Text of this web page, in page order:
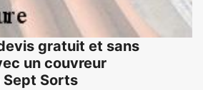
gratuit et sans
un couvreur
Sept Sorts